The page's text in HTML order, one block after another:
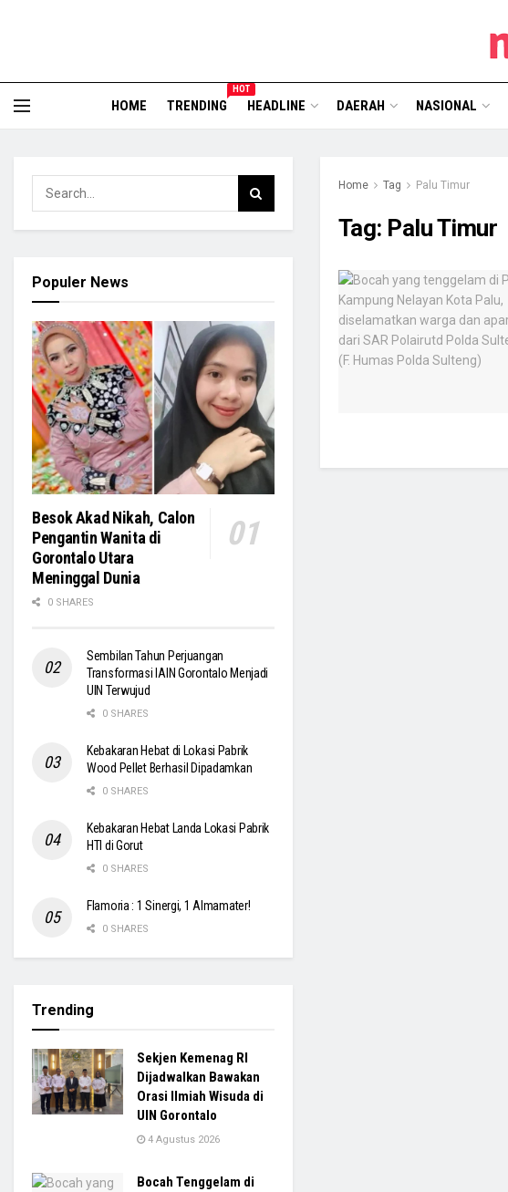
HOME TRENDING
HOT
HEADLINE DAERAH NASIONAL
Home Tag Palu Timur
Tag: Palu Timur
Populer News
Besok Akad Nikah, Calon
Pengantin Wanita di
Gorontalo Utara
Meninggal Dunia
0 SHARES
Sembilan Tahun Perjuangan
Transformasi IAIN Gorontalo Menjadi
UIN Terwujud
0 SHARES
Kebakaran Hebat di Lokasi Pabrik
Wood Pellet Berhasil Dipadamkan
0 SHARES
Kebakaran Hebat Landa Lokasi Pabrik
HTI di Gorut
0 SHARES
Flamoria : 1 Sinergi, 1 Almamater!
0 SHARES
Trending
Sekjen Kemenag RI
Dijadwalkan Bawakan
Orasi Ilmiah Wisuda di
UIN Gorontalo
4 Agustus 2026
Bocah Tenggelam di